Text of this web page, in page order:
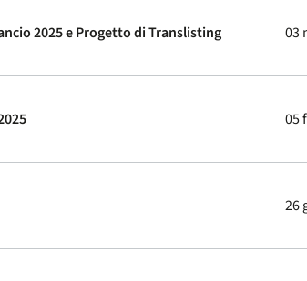
2025 e Progetto di Translisting 03
05
26